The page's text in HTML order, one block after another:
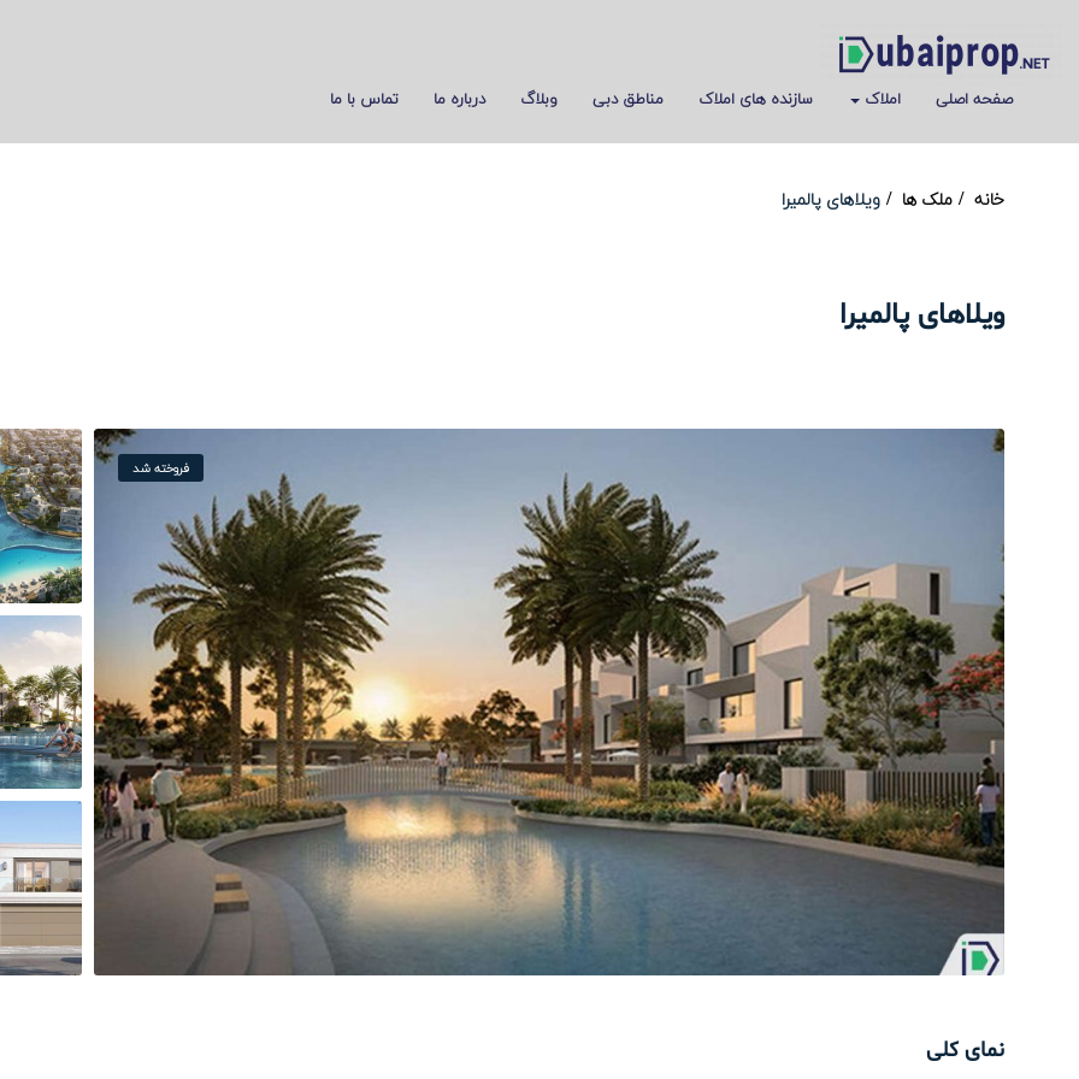
صفحه اصلی املاک سازنده های املاک مناطق دبی وبلاگ درباره ما تماس با ما
خانه ملک ها ویلاهای پالمیرا
ویلاهای پالمیرا
فروخته شد
نمای کلی